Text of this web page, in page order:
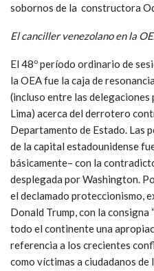
sobornos de la constructora
El cancillervenezolano en la
El 48º período ordinario de
la OEA fue la caja de
(incluso entre las
Lima) acerca del derrotero
Departamento de Estado. Las
de la capital estadounidense
básicamente– con la
desplegada por Washington.
el declamado proteccionismo,
Donald Trump, con la consigna
todo el continente una
referencia a los crecientes
como víctimas a ciudadanos